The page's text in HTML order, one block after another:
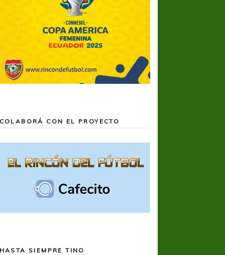
COLABORÁ CON EL PROYECTO
HASTA SIEMPRE TINO